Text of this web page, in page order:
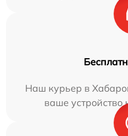
Наш курьер в
ваше устройство